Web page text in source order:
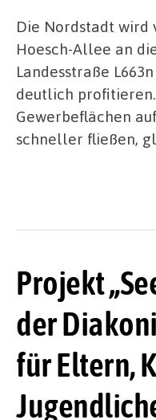
Die Nordstadt wird
Hoesch-Allee an
Landesstraße
deutlich
Gewerbeflächen
schneller fließen,
Projekt
der
für Eltern,